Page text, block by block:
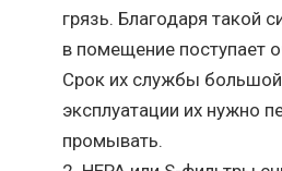
грязь. Благодаря такой
в помещение поступает
Срок их службы
эксплуатации их нужно
промывать.